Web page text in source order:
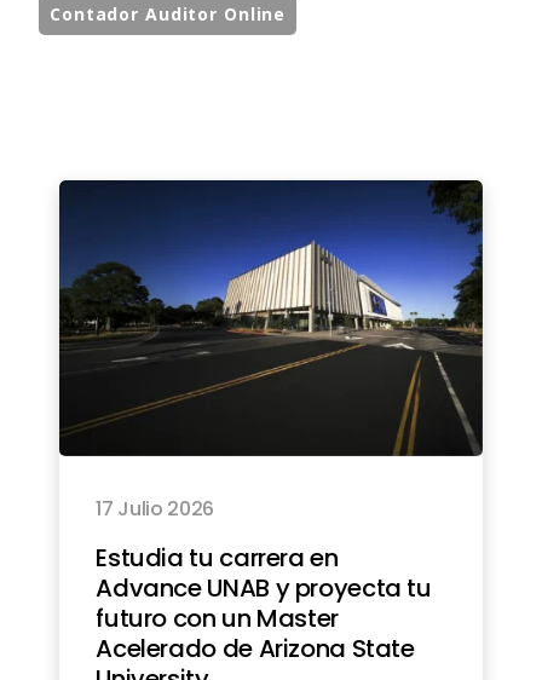
Contador Auditor Online
17 Julio 2026
Estudia tu carrera en
Advance UNAB y proyecta tu
futuro con un Master
Acelerado de Arizona State